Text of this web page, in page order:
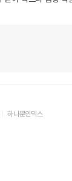
하나뿐인믹스